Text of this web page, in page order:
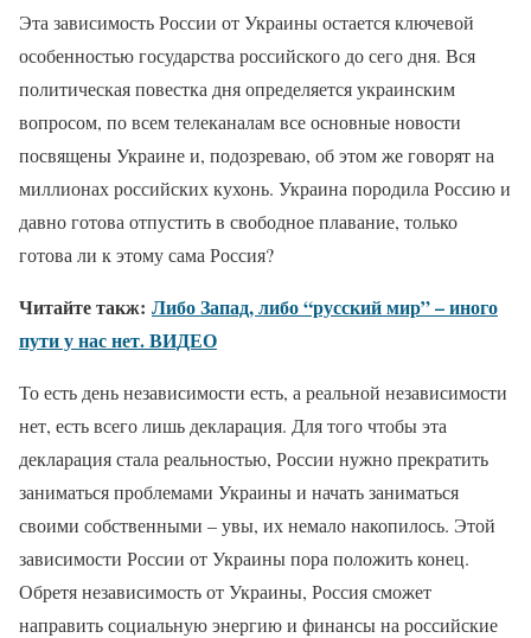
Эта зависимость России от Украины остается ключевой
особенностью государства российского до сего дня. Вся
политическая повестка дня определяется украинским
вопросом, по всем телеканалам все основные новости
посвящены Украине и, подозреваю, об этом же говорят на
миллионах российских кухонь. Украина породила Россию и
давно готова отпустить в свободное плавание, только
готова ли к этому сама Россия?
Читайте такж: Либо Запад, либо “русский мир” – иного
пути у нас нет. ВИДЕО
То есть день независимости есть, а реальной независимости
нет, есть всего лишь декларация. Для того чтобы эта
декларация стала реальностью, России нужно прекратить
заниматься проблемами Украины и начать заниматься
своими собственными – увы, их немало накопилось. Этой
зависимости России от Украины пора положить конец.
Обретя независимость от Украины, Россия сможет
направить социальную энергию и финансы на российские